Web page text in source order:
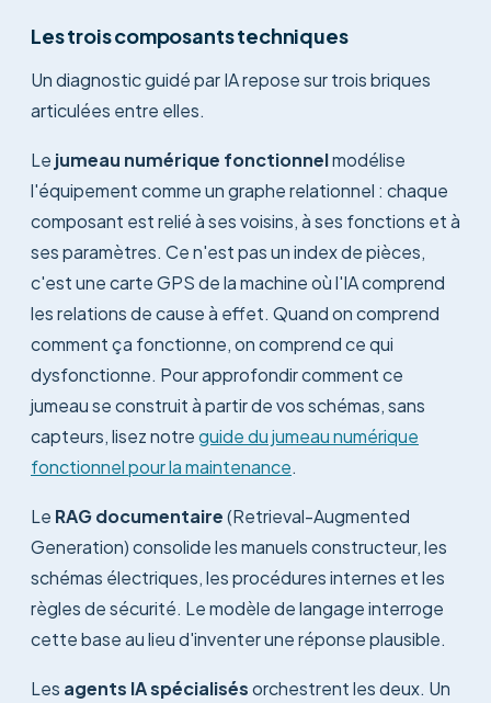
Les trois composants techniques
Un diagnostic guidé par IA repose sur trois briques
articulées entre elles.
Le jumeau numérique fonctionnelmodélise
l'équipement comme un graphe relationnel : chaque
composant est relié à ses voisins, à ses fonctions et à
ses paramètres. Ce n'est pas un index de pièces,
c'est une carte GPS de la machine où l'IA comprend
les relations de cause à effet. Quand on comprend
comment ça fonctionne, on comprend ce qui
dysfonctionne. Pour approfondir comment ce
jumeau se construit à partir de vos schémas, sans
capteurs, lisez notreguide du jumeau numérique
fonctionnel pour la maintenance.
Le RAG documentaire(Retrieval-Augmented
Generation) consolide les manuels constructeur, les
schémas électriques, les procédures internes et les
règles de sécurité. Le modèle de langage interroge
cette base au lieu d'inventer une réponse plausible.
Les agents IA spécialisésorchestrent les deux. Un